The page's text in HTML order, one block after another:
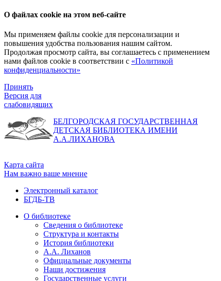
О файлах cookie на этом веб-сайте
Мы применяем файлы cookie для персонализации и
повышения удобства пользования нашим сайтом.
Продолжая просмотр сайта, вы соглашаетесь с применением
нами файлов cookie в соответствии с «Политикой
конфиденциальности»
Принять
Версия для
слабовидящих
БЕЛГОРОДСКАЯ ГОСУДАРСТВЕННАЯ
ДЕТСКАЯ БИБЛИОТЕКА ИМЕНИ
А.А.ЛИХАНОВА
Карта сайта
Нам важно ваше мнение
Электронный каталог
БГДБ-ТВ
О библиотеке
Сведения о библиотеке
Структура и контакты
История библиотеки
А.А. Лиханов
Официальные документы
Наши достижения
Государственные услуги